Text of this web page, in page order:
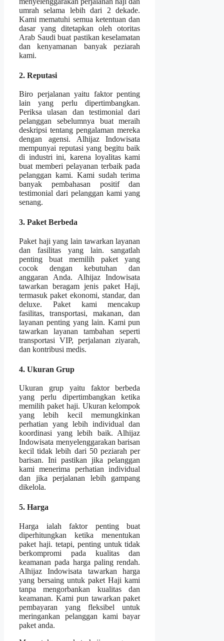
umrah selama lebih dari 2 dekade.
Kami mematuhi semua ketentuan dan
dasar yang ditetapkan oleh otoritas
Arab Saudi buat pastikan keselamatan
dan kenyamanan banyak peziarah
kami.
2. Reputasi
Biro perjalanan yaitu faktor penting
lain yang perlu dipertimbangkan.
Periksa ulasan dan testimonial dari
pelanggan sebelumnya buat meraih
deskripsi tentang pengalaman mereka
dengan agensi. Alhijaz Indowisata
mempunyai reputasi yang begitu baik
di industri ini, karena loyalitas kami
buat memberi pelayanan terbaik pada
pelanggan kami. Kami sudah terima
banyak pembahasan positif dan
testimonial dari pelanggan kami yang
senang.
3. Paket Berbeda
Paket haji yang lain tawarkan layanan
dan fasilitas yang lain. sangatlah
penting buat memilih paket yang
cocok dengan kebutuhan dan
anggaran Anda. Alhijaz Indowisata
tawarkan beragam jenis paket Haji,
termasuk paket ekonomi, standar, dan
deluxe. Paket kami mencakup
fasilitas, transportasi, makanan, dan
layanan penting yang lain. Kami pun
tawarkan layanan tambahan seperti
transportasi VIP, perjalanan ziyarah,
dan kontribusi medis.
4. Ukuran Grup
Ukuran grup yaitu faktor berbeda
yang perlu dipertimbangkan ketika
memilih paket haji. Ukuran kelompok
yang lebih kecil memungkinkan
perhatian yang lebih individual dan
koordinasi yang lebih baik. Alhijaz
Indowisata menyelenggarakan barisan
kecil tidak lebih dari 50 peziarah per
barisan. Ini pastikan jika pelanggan
kami menerima perhatian individual
dan jika perjalanan lebih gampang
dikelola.
5. Harga
Harga ialah faktor penting buat
diperhitungkan ketika menentukan
paket haji. tetapi, penting untuk tidak
berkompromi pada kualitas dan
keamanan pada harga paling rendah.
Alhijaz Indowisata tawarkan harga
yang bersaing untuk paket Haji kami
tanpa mengorbankan kualitas dan
keamanan. Kami pun tawarkan paket
pembayaran yang fleksibel untuk
meringankan pelanggan kami bayar
paket anda.